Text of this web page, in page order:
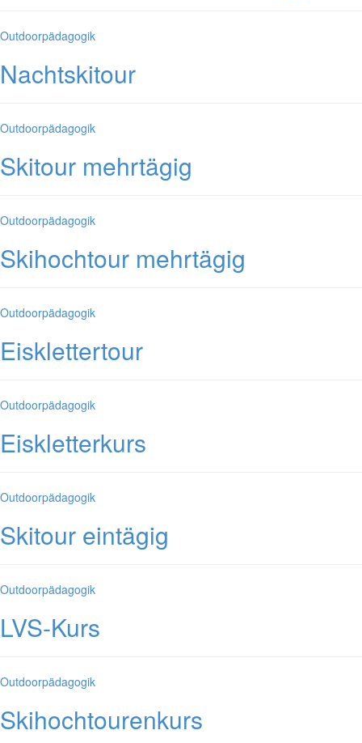
Kategorien
Outdoorpädagogik
Nachtskitour
Kategorien
Outdoorpädagogik
Skitour mehrtägig
Kategorien
Outdoorpädagogik
Skihochtour mehrtägig
Kategorien
Outdoorpädagogik
Eisklettertour
Kategorien
Outdoorpädagogik
Eiskletterkurs
Kategorien
Outdoorpädagogik
Skitour eintägig
Kategorien
Outdoorpädagogik
LVS-Kurs
Kategorien
Outdoorpädagogik
Skihochtourenkurs